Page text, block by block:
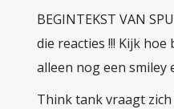
BEGINTEKST VAN
die reacties !!! Kijk
alleen nog een smiley
Think tank vraagt